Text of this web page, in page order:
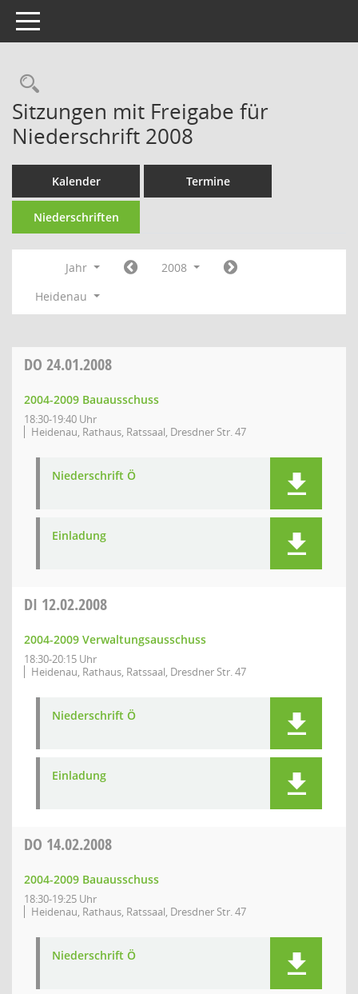
Toggle navigation
Rechercheauswahl
Sitzungen mit Freigabe für
Niederschrift 2008
Kalender Termine
Niederschriften
Jahr
2008
Heidenau
DO 24.01.2008
2004-2009 Bauausschuss
18:30-19:40 Uhr
Heidenau, Rathaus, Ratssaal, Dresdner Str. 47
Niederschrift Ö
Einladung
DI 12.02.2008
2004-2009 Verwaltungsausschuss
18:30-20:15 Uhr
Heidenau, Rathaus, Ratssaal, Dresdner Str. 47
Niederschrift Ö
Einladung
DO 14.02.2008
2004-2009 Bauausschuss
18:30-19:25 Uhr
Heidenau, Rathaus, Ratssaal, Dresdner Str. 47
Niederschrift Ö